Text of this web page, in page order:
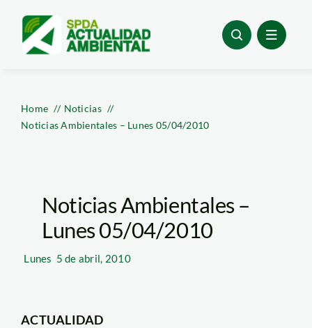
content
Home
Noticias
Noticias Ambientales – Lunes 05/04/2010
Noticias Ambientales –
Lunes 05/04/2010
Lunes 5 de abril, 2010
ACTUALIDAD